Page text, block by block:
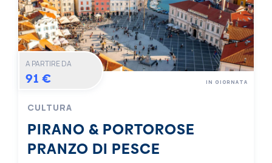
A PARTIRE DA
91 €
CULTURA
PIRANO & PORTOROSE
PRANZO DI PESCE
IN GIORNATA